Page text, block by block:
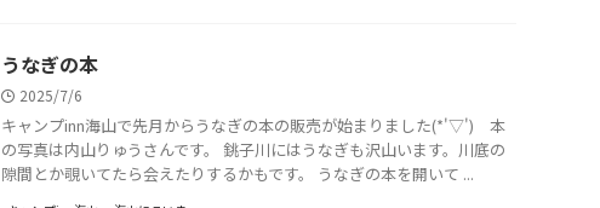
うなぎの本
2025/7/6
キャンプinn海山で先月からうなぎの本の販売が始まりました(*'▽') 本
の写真は内山りゅうさんです。 銚子川にはうなぎも沢山います。川底の
隙間とか覗いてたら会えたりするかもです。 うなぎの本を開いて ...